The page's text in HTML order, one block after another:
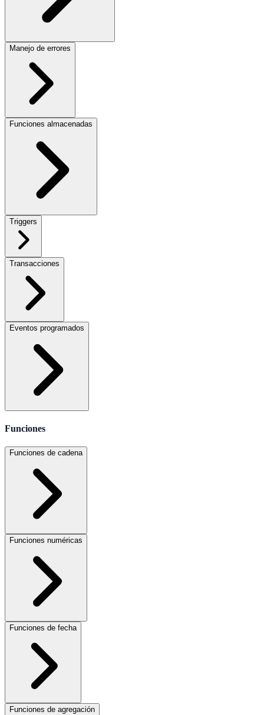
Manejo de errores
Funciones almacenadas
Triggers
Transacciones
Eventos programados
Funciones
Funciones de cadena
Funciones numéricas
Funciones de fecha
Funciones de agregación